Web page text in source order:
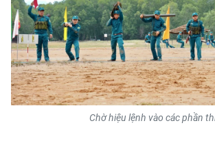
Chờ hiệu lệnh vào các phần